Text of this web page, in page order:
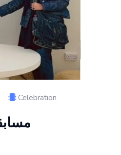
Celebration